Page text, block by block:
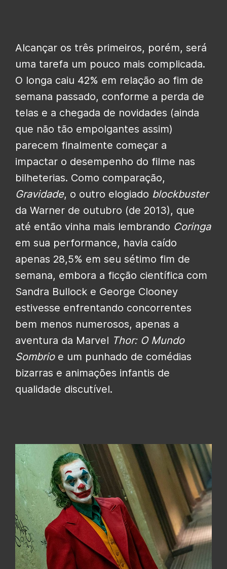
Alcançar os três primeiros, porém, será
uma tarefa um pouco mais complicada.
O longa caiu 42% em relação ao fim de
semana passado, conforme a perda de
telas e a chegada de novidades (ainda
que não tão empolgantes assim)
parecem finalmente começar a
impactar o desempenho do filme nas
bilheterias. Como comparação,
Gravidade, o outro elogiado blockbuster
da Warner de outubro (de 2013), que
até então vinha mais lembrando Coringa
em sua performance, havia caído
apenas 28,5% em seu sétimo fim de
semana, embora a ficção científica com
Sandra Bullock e George Clooney
estivesse enfrentando concorrentes
bem menos numerosos, apenas a
aventura da Marvel Thor: O Mundo
Sombrioe um punhado de comédias
bizarras e animações infantis de
qualidade discutível.